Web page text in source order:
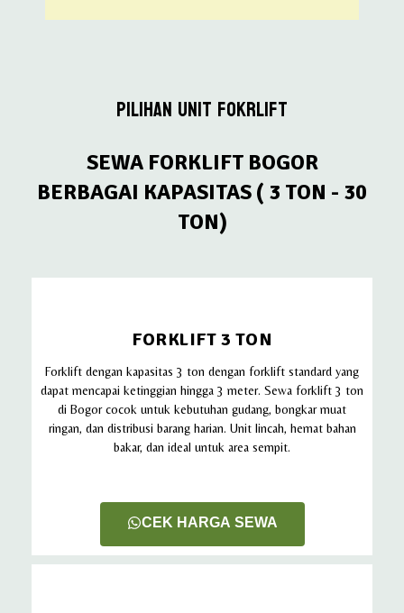
PILIHAN UNIT FOKRLIFT
SEWA FORKLIFT BOGOR
BERBAGAI KAPASITAS ( 3 TON - 30
TON)
FORKLIFT 3 TON
Forklift dengan kapasitas 3 ton dengan forklift standard yang
dapat mencapai ketinggian hingga 3 meter. Sewa forklift 3 ton
di Bogor cocok untuk kebutuhan gudang, bongkar muat
ringan, dan distribusi barang harian. Unit lincah, hemat bahan
bakar, dan ideal untuk area sempit.
CEK HARGA SEWA